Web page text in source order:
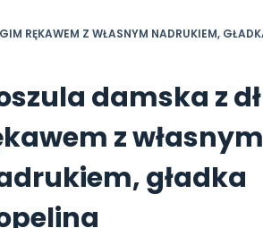
RĘKAWEM Z WŁASNYM NADRUKIEM,
damska z
z własnym
gładka